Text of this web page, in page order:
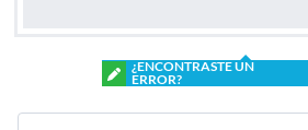
¿ENCONTRASTE UN
ERROR?